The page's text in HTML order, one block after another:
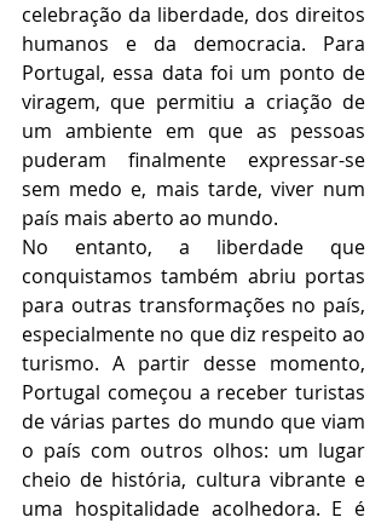
celebração da liberdade, dos direitos
humanos e da democracia. Para
Portugal, essa data foi um ponto de
viragem, que permitiu a criação de
um ambiente em que as pessoas
puderam finalmente expressar-se
sem medo e, mais tarde, viver num
país mais aberto ao mundo.
No entanto, a liberdade que
conquistamos também abriu portas
para outras transformações no país,
especialmente no que diz respeito ao
turismo. A partir desse momento,
Portugal começou a receber turistas
de várias partes do mundo que viam
o país com outros olhos: um lugar
cheio de história, cultura vibrante e
uma hospitalidade acolhedora. E é